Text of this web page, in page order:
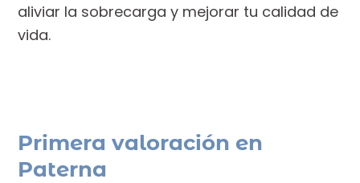
aliviar la sobrecarga y mejorar tu calidad de
vida.
Primera valoración en
Paterna